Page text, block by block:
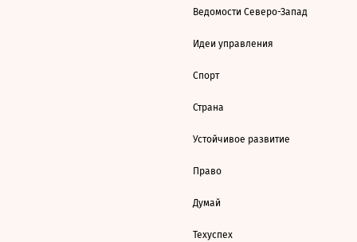
Ведомости Северо-Запад
Идеи управления
Спорт
Страна
Устойчивое развитие
Право
Думай
Техуспех